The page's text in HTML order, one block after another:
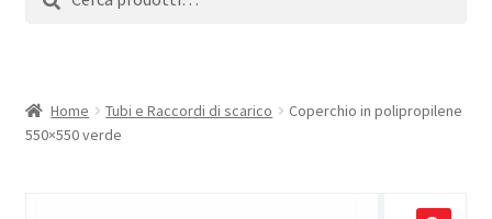
child
ServiziHome Tubi e Raccordi di scarico
Coperchio in polipropilene
550×550 verde